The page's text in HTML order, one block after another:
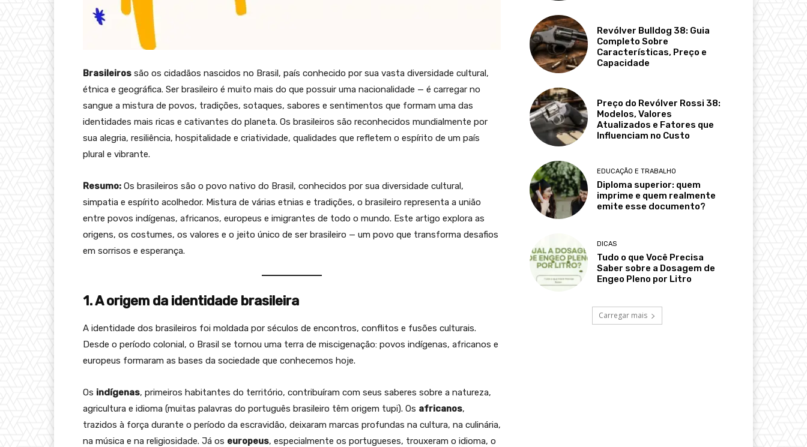
Brasileiros são os cidadãos nascidos no Brasil, país conhecido por sua vasta diversidade cultural,
étnica e geográfica. Ser brasileiro é muito mais do que possuir uma nacionalidade — é carregar no
sangue a mistura de povos, tradições, sotaques, sabores e sentimentos que formam uma das
identidades mais ricas e cativantes do planeta. Os brasileiros são reconhecidos mundialmente por
sua alegria, resiliência, hospitalidade e criatividade, qualidades que refletem o espírito de um país
plural e vibrante.
Resumo: Os brasileiros são o povo nativo do Brasil, conhecidos por sua diversidade cultural,
simpatia e espírito acolhedor. Mistura de várias etnias e tradições, o brasileiro representa a união
entre povos indígenas, africanos, europeus e imigrantes de todo o mundo. Este artigo explora as
origens, os costumes, os valores e o jeito único de ser brasileiro — um povo que transforma desafios
em sorrisos e esperança.
1. A origem da identidade brasileira
A identidade dos brasileiros foi moldada por séculos de encontros, conflitos e fusões culturais.
Desde o período colonial, o Brasil se tornou uma terra de miscigenação: povos indígenas, africanos e
europeus formaram as bases da sociedade que conhecemos hoje.
Os indígenas, primeiros habitantes do território, contribuíram com seus saberes sobre a natureza,
agricultura e idioma (muitas palavras do português brasileiro têm origem tupi). Os africanos,
trazidos à força durante o período da escravidão, deixaram marcas profundas na cultura, na culinária,
na música e na religiosidade. Já os europeus, especialmente os portugueses, trouxeram o idioma, o
Revólver Bulldog 38: Guia
Completo Sobre
Características, Preço e
Capacidade
Preço do Revólver Rossi 38:
Modelos, Valores
Atualizados e Fatores que
Influenciam no Custo
EDUCAÇÃO E TRABALHO
Diploma superior: quem
imprime e quem realmente
emite esse documento?
DICAS
Tudo o que Você Precisa
Saber sobre a Dosagem de
Engeo Pleno por Litro
Carregar mais